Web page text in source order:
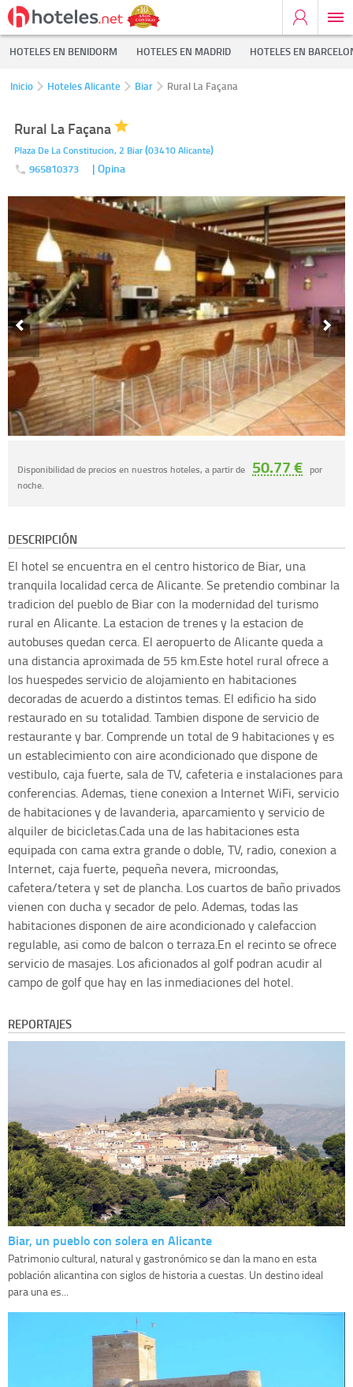
HOTELES EN BENIDORM HOTELES EN MADRID HOTELES EN
Inicio Hoteles Alicante Biar Rural La Façana
Rural La Façana
Plaza De La Constitucion, 2 Biar(03410Alicante)
965810373 | Opina
Disponibilidad de precios en nuestros hoteles, a partir de 50.77 € por
noche.
DESCRIPCIÓN
El hotel se encuentra en el centro historico de Biar, una
tranquila localidad cerca de Alicante. Se pretendio combinar la
tradicion del pueblo de Biar con la modernidad del turismo
rural en Alicante. La estacion de trenes y la estacion de
autobuses quedan cerca. El aeropuerto de Alicante queda a
una distancia aproximada de 55 km.Este hotel rural ofrece a
los huespedes servicio de alojamiento en habitaciones
decoradas de acuerdo a distintos temas. El edificio ha sido
restaurado en su totalidad. Tambien dispone de servicio de
restaurante y bar. Comprende un total de 9 habitaciones y es
un establecimiento con aire acondicionado que dispone de
vestibulo, caja fuerte, sala de TV, cafeteria e instalaciones para
conferencias. Ademas, tiene conexion a Internet WiFi, servicio
de habitaciones y de lavanderia, aparcamiento y servicio de
alquiler de bicicletas.Cada una de las habitaciones esta
equipada con cama extra grande o doble, TV, radio, conexion a
Internet, caja fuerte, pequeña nevera, microondas,
cafetera/tetera y set de plancha. Los cuartos de baño privados
vienen con ducha y secador de pelo. Ademas, todas las
habitaciones disponen de aire acondicionado y calefaccion
regulable, asi como de balcon o terraza.En el recinto se ofrece
servicio de masajes. Los aficionados al golf podran acudir al
campo de golf que hay en las inmediaciones del hotel.
REPORTAJES
Biar, un pueblo con solera en Alicante
Patrimonio cultural, natural y gastronómico se dan la mano en esta
población alicantina con siglos de historia a cuestas. Un destino ideal
para una es...